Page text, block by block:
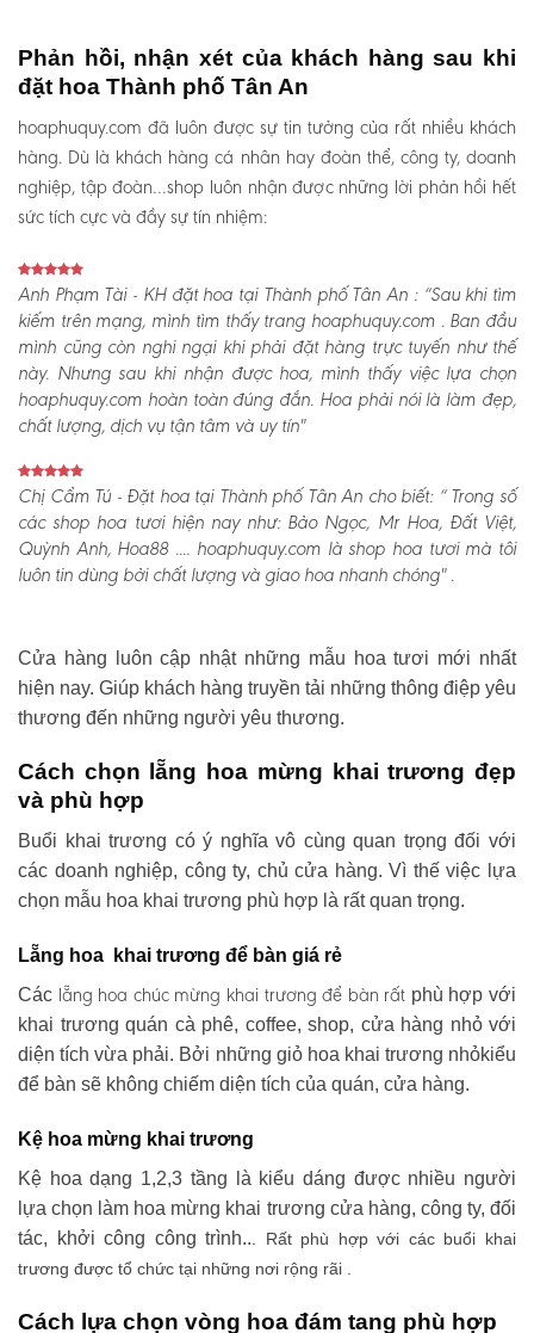
Phản hồi, nhận xét của khách hàng sau khi
đặt hoa Thành phố Tân An
hoaphuquy.com đã luôn được sự tin tưởng của rất nhiều khách
hàng. Dù là khách hàng cá nhân hay đoàn thể, công ty, doanh
nghiệp, tập đoàn…shop luôn nhận được những lời phản hồi hết
sức tích cực và đầy sự tín nhiệm:
Anh Phạm Tài - KH đặt hoa tại Thành phố Tân An :“Sau khi tìm
kiếm trên mạng, mình tìm thấy trang hoaphuquy.com . Ban đầu
mình cũng còn nghi ngại khi phải đặt hàng trực tuyến như thế
này. Nhưng sau khi nhận được hoa, mình thấy việc lựa chọn
hoaphuquy.com hoàn toàn đúng đắn. Hoa phải nói là làm đẹp,
chất lượng, dịch vụ tận tâm và uy tín"
Chị Cẩm Tú - Đặt hoa tại Thành phố Tân An cho biết:“ Trong số
các shop hoa tươi hiện nay như: Bảo Ngọc, Mr Hoa, Đất Việt,
Quỳnh Anh, Hoa88 .... hoaphuquy.com là shop hoa tươi mà tôi
luôn tin dùng bởi chất lượng và giao hoa nhanh chóng" .
Cửa hàng luôn cập nhật những mẫu hoa tươi mới nhất
hiện nay. Giúp khách hàng truyền tải những thông điệp yêu
thương đến những người yêu thương.
Cách chọn lẵng hoa mừng khai trương đẹp
và phù hợp
Buổi khai trương có ý nghĩa vô cùng quan trọng đối với
các doanh nghiệp, công ty, chủ cửa hàng. Vì thế việc lựa
chọn mẫu hoa khai trương phù hợp là rất quan trọng.
Lẵng hoa khai trương để bàn giá rẻ
Các lẵng hoa chúc mừng khai trương để bàn rất phù hợp với
khai trương quán cà phê, coffee, shop, cửa hàng nhỏ với
diện tích vừa phải. Bởi những giỏ hoa khai trương nhỏkiểu
để bàn sẽ không chiếm diện tích của quán, cửa hàng.
Kệ hoa mừng khai trương
Kệ hoa dạng 1,2,3 tầng là kiểu dáng được nhiều người
lựa chọn làm hoa mừng khai trương cửa hàng, công ty, đối
tác, khởi công công trình.. . Rất phù hợp với các buổi khai
trương được tổ chức tại những nơi rộng rãi .
Cách lựa chọn vòng hoa đám tang phù hợp